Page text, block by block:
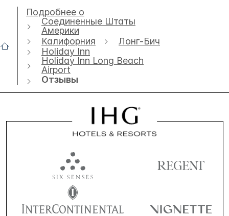
Подробнее о
Соединенные Штаты
Америки
Калифорния
Лонг-Бич
Holiday Inn
Holiday Inn Long Beach
Airport
Отзывы